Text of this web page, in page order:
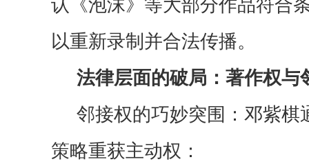
认《泡沫》等大部分作品符合
以重新录制并合法传播。
法律层面的破局：著作权与
邻接权的巧妙突围：邓紫棋
策略重获主动权：